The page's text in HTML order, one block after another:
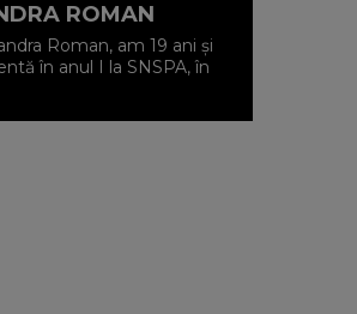
ROMAN
Roman, am 19 ani și
în anul I la SNSPA, în